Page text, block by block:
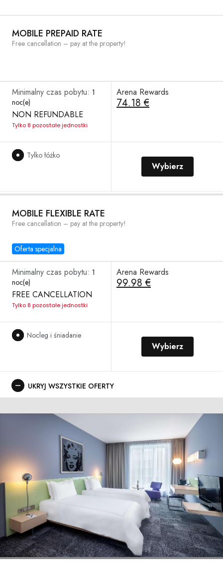
MOBILE PREPAID RATE
Free cancellation – pay at the property!
Minimalny czas pobytu: 1
noc(e)
NON REFUNDABLE
Tylko 8 pozostałe jednostki
Arena Rewards
74.18 €
Tylko łóżko
Wybierz
MOBILE FLEXIBLE RATE
Oferta specjalna
Free cancellation – pay at the property!
Minimalny czas pobytu: 1
noc(e)
FREE CANCELLATION
Tylko 8 pozostałe jednostki
Arena Rewards
99.98 €
Nocleg i śniadanie
Wybierz
UKRYJ WSZYSTKIE OFERTY